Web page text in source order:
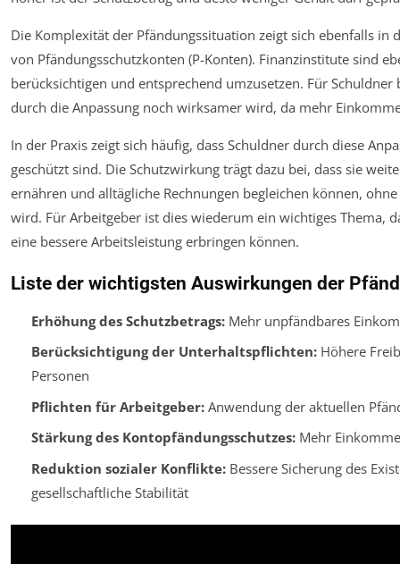
Die Komplexität der Pfändungssituation zeigt sich ebenfalls in
von Pfändungsschutzkonten (P-Konten). Finanzinstitute sind
berücksichtigen und entsprechend umzusetzen. Für
durch die Anpassung noch wirksamer wird, da mehr
In der Praxis zeigt sich häufig, dass Schuldner durch diese
geschützt sind. Die Schutzwirkung trägt dazu bei, dass sie
ernähren und alltägliche Rechnungen begleichen können,
wird. Für Arbeitgeber ist dies wiederum ein wichtiges Thema,
eine bessere Arbeitsleistung erbringen können.
Liste der wichtigsten Auswirkungen der
Erhöhung des Schutzbetrags:Mehr unpfändbares
Berücksichtigung der Unterhaltspflichten:Höhere
Personen
Pflichten für Arbeitgeber:Anwendung der aktuellen
Stärkung des Kontopfändungsschutzes:Mehr
Reduktion sozialer Konflikte:Bessere Sicherung des
gesellschaftliche Stabilität